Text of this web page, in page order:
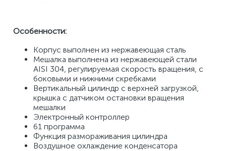
Особенности:
Корпус выполнен из нержавеющая сталь
Мешалка выполнена из нержавеющей стали
AISI 304, регулируемая скорость вращения, с
боковыми и нижними скребками
Вертикальный цилиндр с верхней загрузкой,
крышка с датчиком остановки вращения
мешалки
Электронный контроллер
61 программа
Функция размораживания цилиндра
Воздушное охлаждение конденсатора